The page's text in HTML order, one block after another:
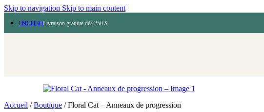
Skip to navigation Skip to main content
ENGLISHLivraison gratuite dès 250 $
Accueil /Boutique /Floral Cat – Anneaux de progression